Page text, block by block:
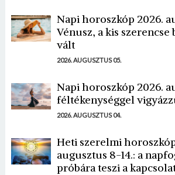
Napi horoszkóp 2026.
Vénusz, a kis
vált
2026. AUGUSZTUS 05.
Napi horoszkóp 2026.
féltékenységgel
2026. AUGUSZTUS 04.
Heti szerelmi
augusztus 8-14.: a
próbára teszi a